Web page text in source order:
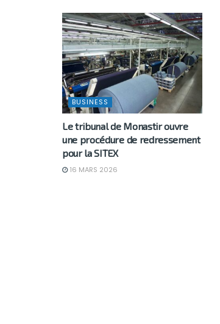
BUSINESS
Le tribunal de Monastir ouvre
une procédure de redressement
pour la SITEX
16 MARS 2026